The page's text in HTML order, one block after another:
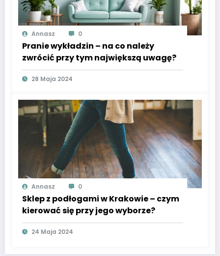
Annasz 0
Pranie wykładzin – na co należy
zwrócić przy tym największą uwagę?
28 Maja 2024
Annasz 0
Sklep z podłogami w Krakowie – czym
kierować się przy jego wyborze?
24 Maja 2024